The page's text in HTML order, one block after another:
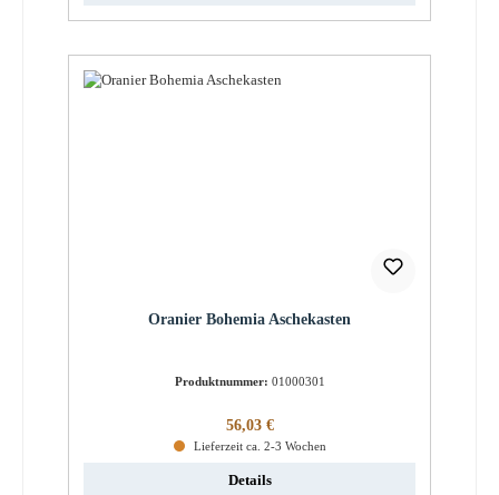
Oranier Bohemia Aschekasten
Produktnummer: 01000301
Regulärer Preis:
56,03 €
Lieferzeit ca. 2-3 Wochen
Details